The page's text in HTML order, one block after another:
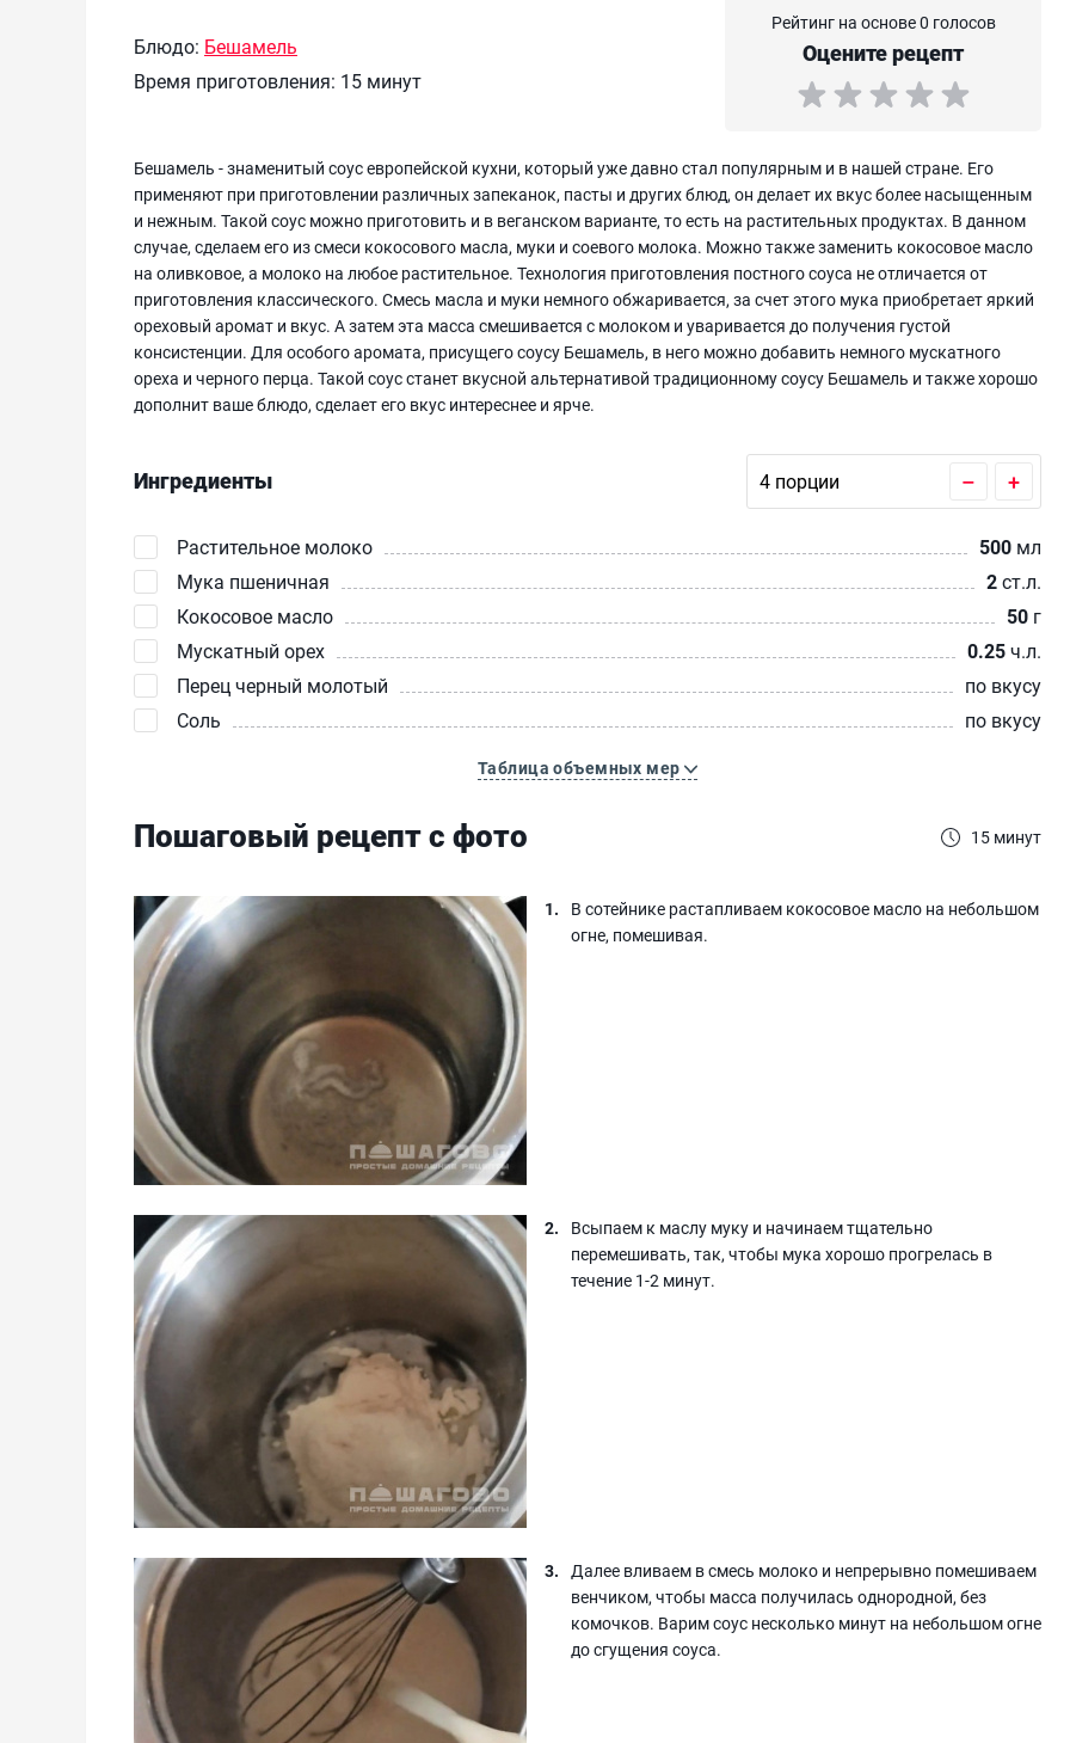
Блюдо: Бешамель
Время приготовления: 15 минут
Рейтинг на основе 0 голосов
Оцените рецепт
Бешамель - знаменитый соус европейской кухни, который уже давно стал популярным и в нашей стране. Его
применяют при приготовлении различных запеканок, пасты и других блюд, он делает их вкус более насыщенным
и нежным. Такой соус можно приготовить и в веганском варианте, то есть на растительных продуктах. В данном
случае, сделаем его из смеси кокосового масла, муки и соевого молока. Можно также заменить кокосовое масло
на оливковое, а молоко на любое растительное. Технология приготовления постного соуса не отличается от
приготовления классического. Смесь масла и муки немного обжаривается, за счет этого мука приобретает яркий
ореховый аромат и вкус. А затем эта масса смешивается с молоком и уваривается до получения густой
консистенции. Для особого аромата, присущего соусу Бешамель, в него можно добавить немного мускатного
ореха и черного перца. Такой соус станет вкусной альтернативой традиционному соусу Бешамель и также хорошо
дополнит ваше блюдо, сделает его вкус интереснее и ярче.
Ингредиенты – +
Растительное молоко 500 мл
Мука пшеничная
2ст.л.
Кокосовое масло
50 г
Мускатный орех
0.25ч.л.
Перец черный молотый
по вкусу
Соль
по вкусу
Таблица объемных мер
Пошаговый рецепт с фото 15 минут
В сотейнике растапливаем кокосовое масло на небольшом
огне, помешивая.
Всыпаем к маслу муку и начинаем тщательно
перемешивать, так, чтобы мука хорошо прогрелась в
течение 1-2 минут.
Далее вливаем в смесь молоко и непрерывно помешиваем
венчиком, чтобы масса получилась однородной, без
комочков. Варим соус несколько минут на небольшом огне
до сгущения соуса.